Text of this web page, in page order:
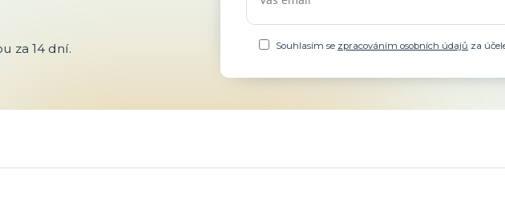
za 14 dní. Souhlasím se zpracováním osobních údajů za